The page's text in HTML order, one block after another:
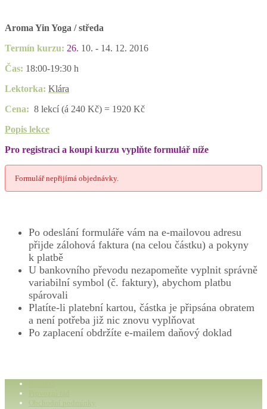
Aroma Yin Yoga / středa
Termín kurzu: 26. 10. - 14. 12. 2016
Čas: 18:00-19:30 h
Lektorka: Klára
Cena: 8 lekcí (á 240 Kč) = 1920 Kč
Popis lekce
Pro registraci a koupi kurzu vyplňte formulář níže
Formulář nepřijímá objednávky.
Po odeslání formuláře vám na e-mailovou adresu
přijde zálohová faktura (na celou částku) a pokyny
k platbě
U bankovního převodu nezapomeňte vyplnit správně
variabilní symbol (č. faktury), abychom platbu
spárovali
Platíte-li platební kartou, částka je připsána obratem
a není potřeba již nic znovu vyplňovat
Po zaplacení obdržíte e-mailem daňový doklad
Obchodní podmínky